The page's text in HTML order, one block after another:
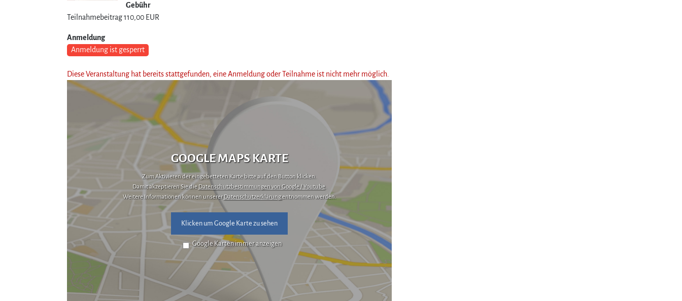
Gebühr
Teilnahmebeitrag110,00 EUR
Anmeldung
Anmeldung ist gesperrt
Diese Veranstaltung hat bereits stattgefunden, eine Anmeldung oder Teilnahme ist nicht mehr möglich.
GOOGLE MAPS KARTE
Zum Aktivieren der eingebetteten Karte bitte auf den Button klicken.
Damit akzeptieren Sie die Datenschutzbestimmungen von Google / Youtube.
Weitere Informationen können unserer Datenschutzerklärungentnommen werden.
Klicken um Google Karte zu sehen
Google Karten immer anzeigen